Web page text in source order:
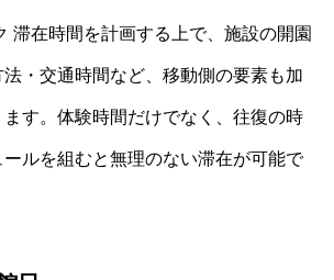
滞在時間を計画する上で、施設の開園
・交通時間など、移動側の要素も加
す。体験時間だけでなく、往復の時
ルを組むと無理のない滞在が可能で